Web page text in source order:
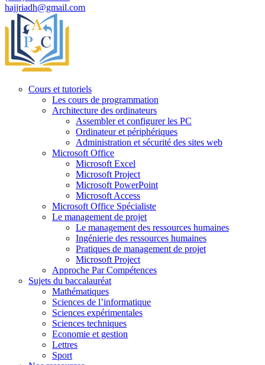
hajjriadh@gmail.com
Cours et tutoriels
Les cours de programmation
Architecture des ordinateurs
Assembler et configurer les PC
Ordinateur et périphériques
Administration et sécurité des sites web
Microsoft Office
Microsoft Excel
Microsoft Project
Microsoft PowerPoint
Microsoft Access
Microsoft Office Spécialiste
Le management de projet
Le management des ressources humaines
Ingénierie des ressources humaines
Pratiques de management de projet
Microsoft Project
Approche Par Compétences
Sujets du baccalauréat
Mathématiques
Sciences de l’informatique
Sciences expérimentales
Sciences techniques
Economie et gestion
Lettres
Sport